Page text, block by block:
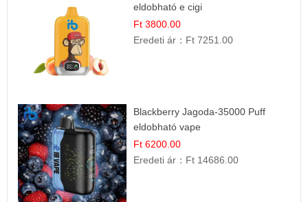
eldobható e cigi
Ft 3800.00
Eredeti ár： Ft 7251.00
Blackberry Jagoda-35000 Puff
eldobható vape
Ft 6200.00
Eredeti ár： Ft 14686.00